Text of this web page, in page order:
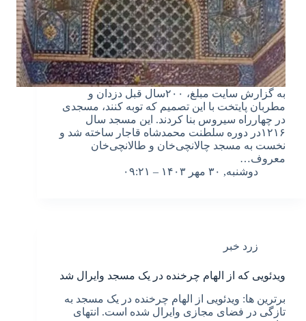
به گزارش سایت مبلغ، ۲۰۰سال قبل دزدان و
مطربان پایتخت با این تصمیم که توبه کنند، مسجدی
در چهارراه سیروس بنا کردند. این مسجد سال
۱۲۱۶در دوره سلطنت محمدشاه قاجار ساخته شد و
نخست به مسجد چالانچی‌خان و طالانچی‌خان
معروف…
دوشنبه, ۳۰ مهر ۱۴۰۳ – ۰۹:۲۱
زرد خبر
ویدئویی که از الهام چرخنده در یک مسجد وایرال شد
برترین ها: ویدئویی از الهام چرخنده در یک مسجد به
تازگی در فضای مجازی وایرال شده است. انتهای